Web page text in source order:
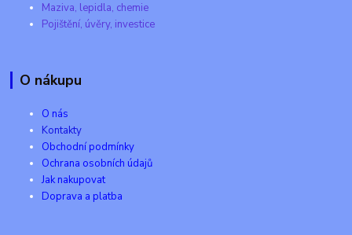
Maziva, lepidla, chemie
Pojištění, úvěry, investice
O nákupu
O nás
Kontakty
Obchodní podmínky
Ochrana osobních údajů
Jak nakupovat
Doprava a platba